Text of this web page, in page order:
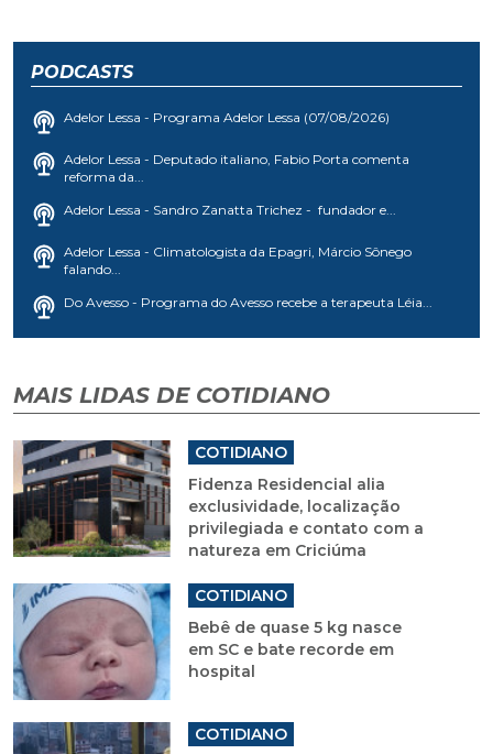
PODCASTS
Adelor Lessa - Programa Adelor Lessa (07/08/2026)
Adelor Lessa - Deputado italiano, Fabio Porta comenta
reforma da...
Adelor Lessa - Sandro Zanatta Trichez - fundador e...
Adelor Lessa - Climatologista da Epagri, Márcio Sônego
falando...
Do Avesso - Programa do Avesso recebe a terapeuta Léia...
MAIS LIDAS DE COTIDIANO
COTIDIANO
Fidenza Residencial alia
exclusividade, localização
privilegiada e contato com a
natureza em Criciúma
COTIDIANO
Bebê de quase 5 kg nasce
em SC e bate recorde em
hospital
COTIDIANO